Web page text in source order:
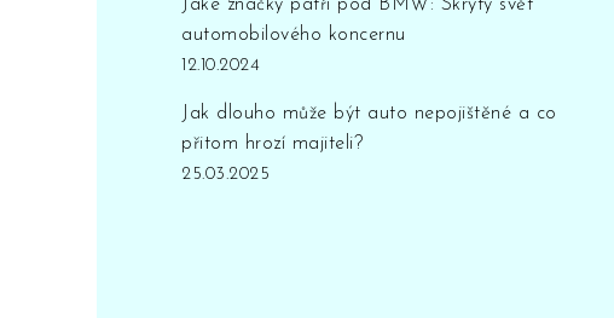
Jaké značky patří pod BMW: Skrytý svět
automobilového koncernu
12.10.2024
Jak dlouho může být auto nepojištěné a co
přitom hrozí majiteli?
25.03.2025